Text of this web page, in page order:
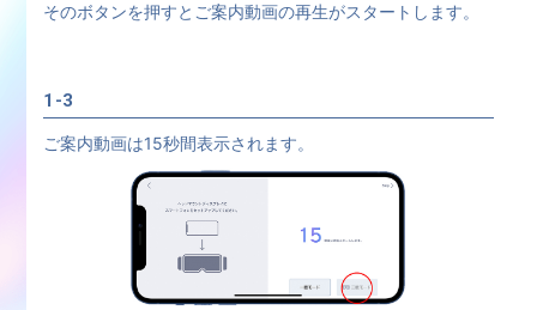
そのボタンを押すとご案内動画の再生がスタートします。
1-3
ご案内動画は15秒間表示されます。